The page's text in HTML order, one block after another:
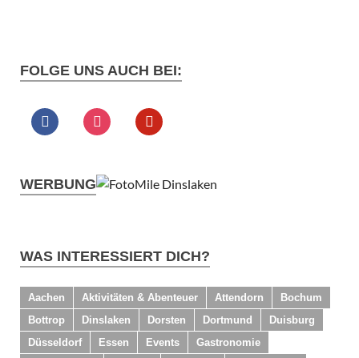
FOLGE UNS AUCH BEI:
WERBUNG
WAS INTERESSIERT DICH?
Aachen Aktivitäten & Abenteuer Attendorn
Bochum
Bottrop
Dinslaken Dorsten Dortmund
Duisburg
Düsseldorf
Essen Events
Gastronomie